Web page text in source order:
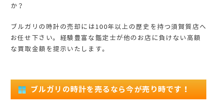
か？
ブルガリの時計の売却には100年以上の歴史を持つ須賀質店へ
お任せ下さい。経験豊富な鑑定士が他のお店に負けない高額
な買取金額を提示いたします。
ブルガリの時計を売るなら今が売り時です！